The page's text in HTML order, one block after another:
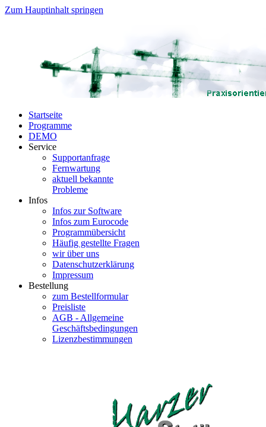
Zum Hauptinhalt springen
Startseite
Programme
DEMO
Service
Supportanfrage
Fernwartung
aktuell bekannte
Probleme
Infos
Infos zur Software
Infos zum Eurocode
Programmübersicht
Häufig gestellte Fragen
wir über uns
Datenschutzerklärung
Impressum
Bestellung
zum Bestellformular
Preisliste
AGB - Allgemeine
Geschäftsbedingungen
Lizenzbestimmungen